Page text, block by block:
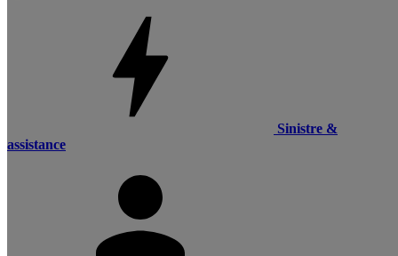
Sinistre &
assistance